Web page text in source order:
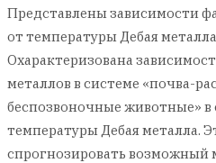
Представлены зависимости
от температуры Дебая
Охарактеризована
металлов в системе «почва-
беспозвоночные животные» в
температуры Дебая металла.
спрогнозировать возможный